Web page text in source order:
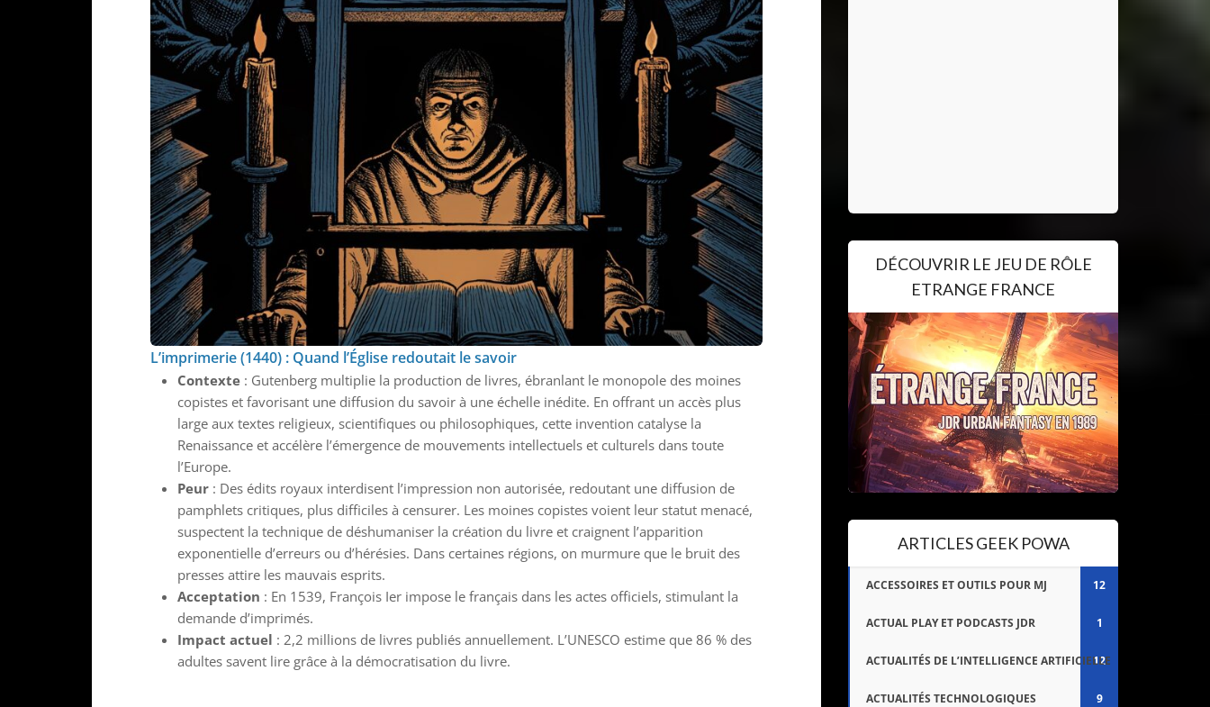
L’imprimerie (1440) : Quand l’Église redoutait le savoir
Contexte : Gutenberg multiplie la production de livres, ébranlant le monopole des moines
copistes et favorisant une diffusion du savoir à une échelle inédite. En offrant un accès plus
large aux textes religieux, scientifiques ou philosophiques, cette invention catalyse la
Renaissance et accélère l’émergence de mouvements intellectuels et culturels dans toute
l’Europe.
Peur : Des édits royaux interdisent l’impression non autorisée, redoutant une diffusion de
pamphlets critiques, plus difficiles à censurer. Les moines copistes voient leur statut menacé,
suspectent la technique de déshumaniser la création du livre et craignent l’apparition
exponentielle d’erreurs ou d’hérésies. Dans certaines régions, on murmure que le bruit des
presses attire les mauvais esprits.
Acceptation : En 1539, François Ier impose le français dans les actes officiels, stimulant la
demande d’imprimés.
Impact actuel : 2,2 millions de livres publiés annuellement. L’UNESCO estime que 86 % des
adultes savent lire grâce à la démocratisation du livre.
DÉCOUVRIR LE JEU DE RÔLE
ETRANGE FRANCE
ARTICLES GEEK POWA
ACCESSOIRES ET OUTILS POUR MJ 12
ACTUAL PLAY ET PODCASTS JDR 1
ACTUALITÉS DE L’INTELLIGENCE ARTIFICIELLE
12
ACTUALITÉS TECHNOLOGIQUES 9